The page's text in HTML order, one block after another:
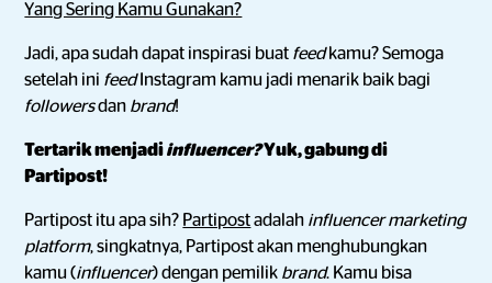
Yang Sering Kamu Gunakan?
Jadi, apa sudah dapat inspirasi buat feedkamu? Semoga
setelah ini feedInstagram kamu jadi menarik baik bagi
followersdan brand!
Tertarik menjadiinfluencer?Yuk, gabung di
Partipost!
Partipost itu apa sih? Partipostadalah influencer marketing
platform, singkatnya, Partipost akan menghubungkan
kamu (influencer) dengan pemilik brand. Kamu bisa